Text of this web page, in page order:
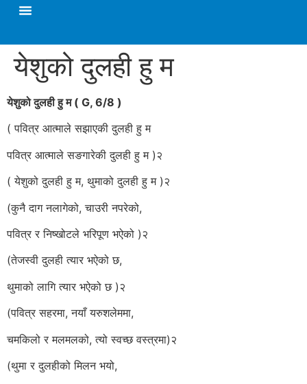
येशुको दुलही हु म
येशुको दुलही हु म ( G, 6/8 )
( पवित्र आत्माले सझाएकी दुलही हु म
पवित्र आत्माले सङगारेकी दुलही हु म )२
( येशुको दुलही हु म, थुमाको दुलही हु म )२
(कुनै दाग नलागेको, चाउरी नपरेको,
पवित्र र निष्खोटले भरिपूण भऐको )२
(तेजस्वी दुलही त्यार भऐको छ,
थुमाको लागि त्यार भऐको छ )२
(पवित्र सहरमा, नयाँ यरुशलेममा,
चमकिलो र मलमलको, त्यो स्वच्छ वस्त्रमा)२
(थुमा र दुलहीको मिलन भयो,